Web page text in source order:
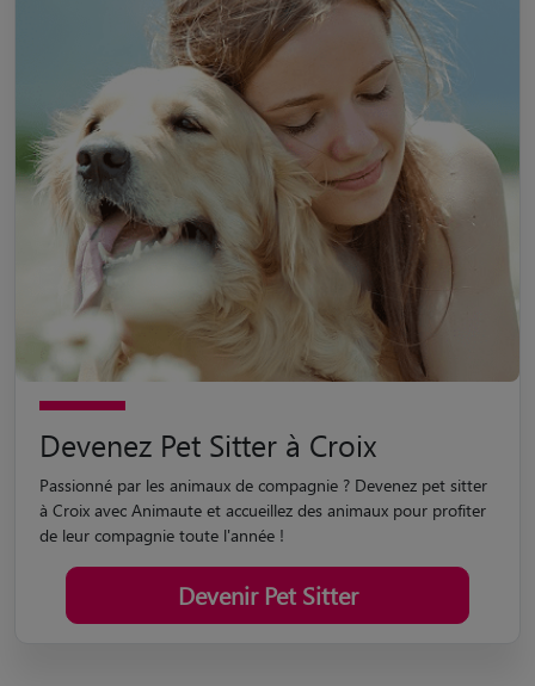
Devenez Pet Sitter à Croix
Passionné par les animaux de compagnie ? Devenez pet sitter
à Croix avec Animaute et accueillez des animaux pour profiter
de leur compagnie toute l'année !
Devenir Pet Sitter